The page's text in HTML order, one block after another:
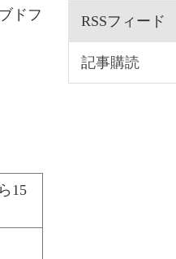
ドフ
15
RSSフィード
記事購読